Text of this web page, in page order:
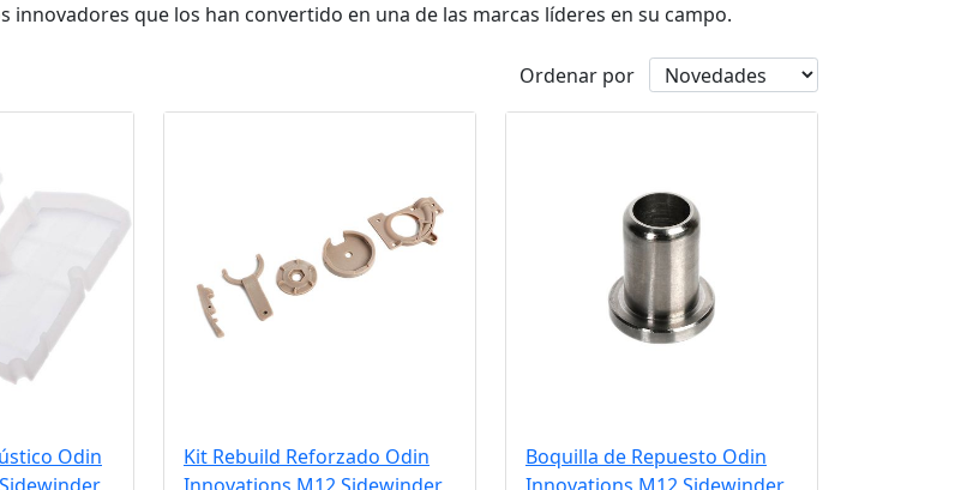
que los han convertido en una de las marcas líderes en su campo.
Ordenar por
Odin
Kit Rebuild Reforzado Odin
Boquilla de Repuesto Odin